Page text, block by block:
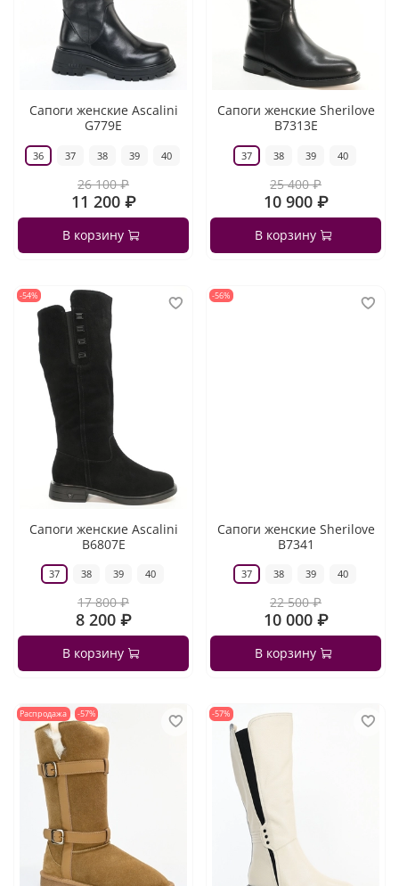
Сапоги женские Ascalini
G779E
36 37 38 39 40
26 100 ₽
11 200 ₽
В корзину
Сапоги женские Sherilove
B7313E
37 38 39 40
25 400 ₽
10 900 ₽
В корзину
-54%
Сапоги женские Ascalini
B6807E
37 38 39 40
17 800 ₽
8 200 ₽
В корзину
-56%
Сапоги женские Sherilove
B7341
37 38 39 40
22 500 ₽
10 000 ₽
В корзину
Распродажа -57% -57%